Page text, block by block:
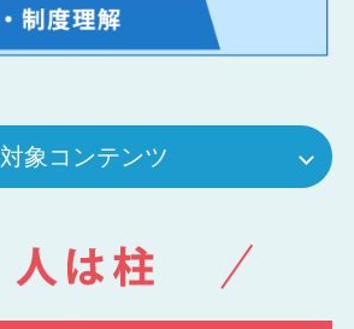
対象コンテンツ